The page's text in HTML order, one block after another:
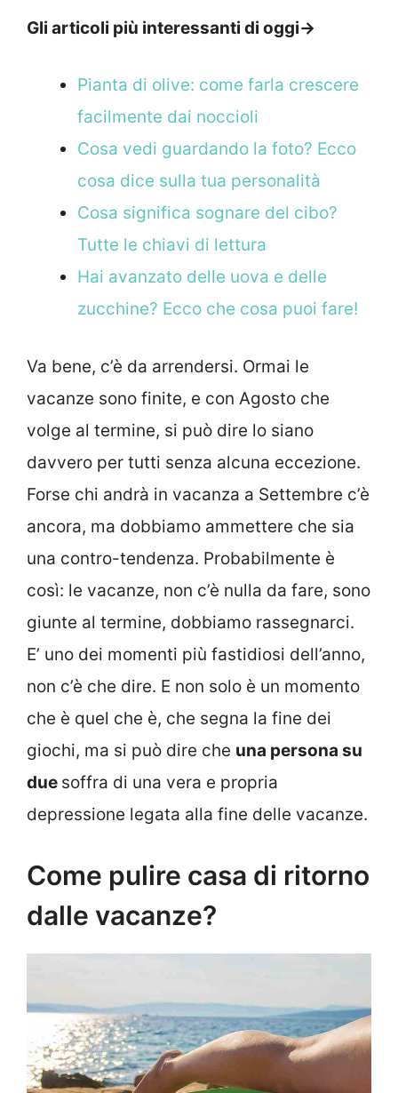
Gli articoli più interessanti di oggi->
Pianta di olive: come farla crescere
facilmente dai noccioli
Cosa vedi guardando la foto? Ecco
cosa dice sulla tua personalità
Cosa significa sognare del cibo?
Tutte le chiavi di lettura
Hai avanzato delle uova e delle
zucchine? Ecco che cosa puoi fare!
Va bene, c’è da arrendersi. Ormai le
vacanze sono finite, e con Agosto che
volge al termine, si può dire lo siano
davvero per tutti senza alcuna eccezione.
Forse chi andrà in vacanza a Settembre c’è
ancora, ma dobbiamo ammettere che sia
una contro-tendenza. Probabilmente è
così: le vacanze, non c’è nulla da fare, sono
giunte al termine, dobbiamo rassegnarci.
E’ uno dei momenti più fastidiosi dell’anno,
non c’è che dire. E non solo è un momento
che è quel che è, che segna la fine dei
giochi, ma si può dire che una persona su
due soffra di una vera e propria
depressione legata alla fine delle vacanze.
Come pulire casa di ritorno
dalle vacanze?